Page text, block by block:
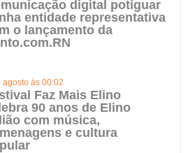
digital potiguar
entidade representativa
o lançamento da
agosto às 00:02
Faz Mais Elino
90 anos de Elino
com música,
e cultura